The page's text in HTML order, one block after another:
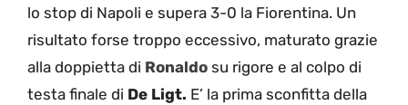
lo stop di Napoli e supera 3-0 la Fiorentina. Un
risultato forse troppo eccessivo, maturato grazie
alla doppietta di Ronaldo su rigore e al colpo di
testa finale di De Ligt. E’ la prima sconfitta della